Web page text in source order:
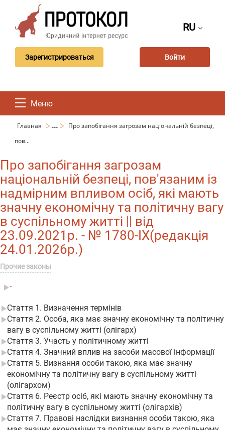
RU
Зарегистрироваться Войти
Меню
Главная ...
Про запобігання загрозам національній безпеці,
пов...
Про запобігання загрозам
національній безпеці, пов'язаним із
надмірним впливом осіб, які мають
значну економічну та політичну вагу
в суспільному житті || від
23.09.2021р. - № 1780-IX(редакція
24.01.2026р.)
Прочие законы
-
Стаття 1. Визначення термінів
Стаття 2. Особа, яка має значну економічну та політичну
вагу в суспільному житті (олігарх)
Стаття 3. Участь у політичному житті
Стаття 4. Значний вплив на засоби масової інформації
Стаття 5. Визнання особи такою, яка має значну
економічну та політичну вагу в суспільному житті
(олігархом)
Стаття 6. Реєстр осіб, які мають значну економічну та
політичну вагу в суспільному житті (олігархів)
Стаття 7. Правові наслідки визнання особи такою, яка